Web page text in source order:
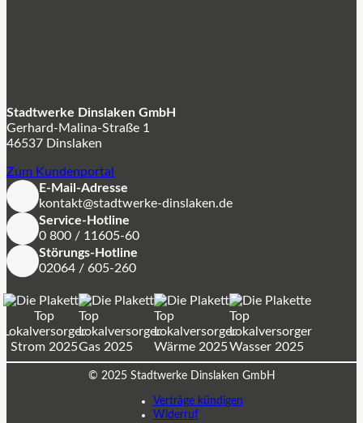
Stadtwerke Dinslaken GmbH
Gerhard-Malina-Straße 1
46537 Dinslaken
Zum Kundenportal
E-Mail-Adresse
kontakt@stadtwerke-dinslaken.de
Service-Hotline
0 800 / 11605-60
Störungs-Hotline
02064 / 605-260
© 2025 Stadtwerke Dinslaken GmbH
Verträge kündigen
Widerruf